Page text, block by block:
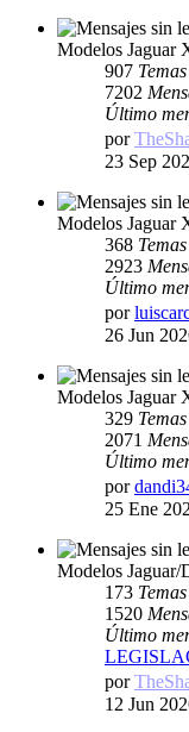
Modelos Jaguar
907 Temas
7202
Último
por
23 Sep
Modelos Jaguar
368 Temas
2923
Último
por
26 Jun
Modelos Jaguar
329 Temas
2071
Último
por
25 Ene
Modelos Jaguar/
173 Temas
1520
Último
por
12 Jun